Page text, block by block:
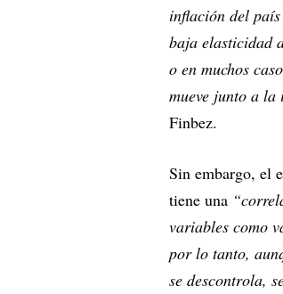
inflación del país
baja elasticidad
o en muchos
mueve junto a la
Finbez.
Sin embargo, el
tiene una
variables como
por lo tanto,
se descontrola,